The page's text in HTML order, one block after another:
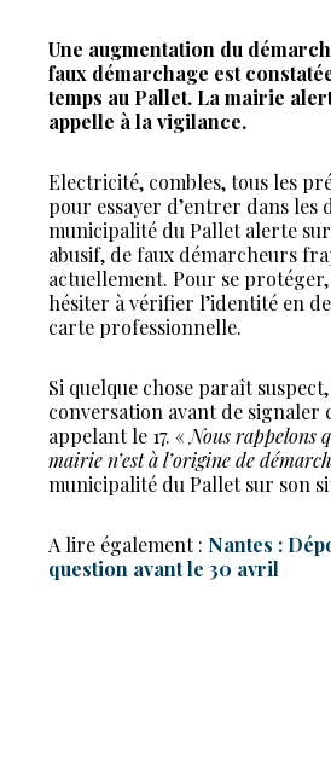
Une augmentation du
faux démarchage est
temps au Pallet. La mairie
appelle à la vigilance.
Electricité, combles, tous les
pour essayer d’entrer dans les
municipalité du Pallet alerte
abusif, de faux démarcheurs
actuellement. Pour se
hésiter à vérifier l’identité en
carte professionnelle.
Si quelque chose paraît
conversation avant de signaler
appelant le 17. « Nous rappelons
mairie n’est à l’origine de
municipalité du Pallet sur son
A lire également : Nantes :
question avant le 30 avril